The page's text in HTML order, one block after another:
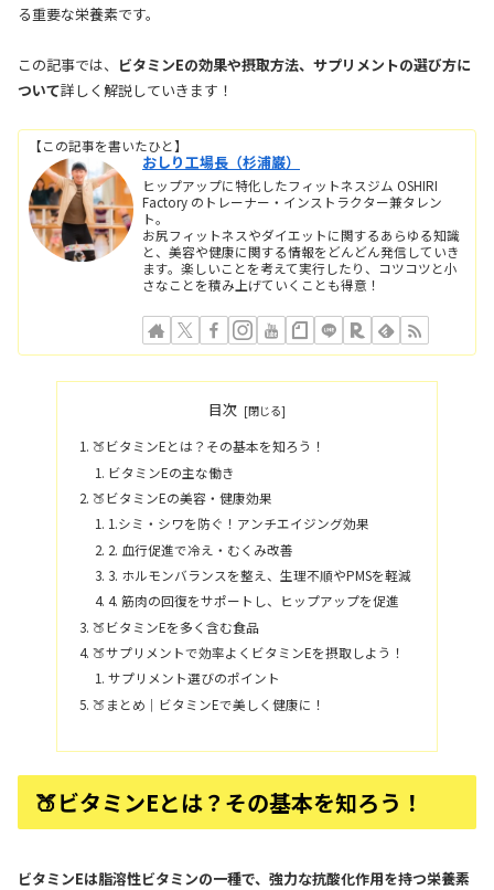
る重要な栄養素です。
この記事では、 ビタミンEの効果や摂取方法、サプリメントの選び方に
ついて詳しく解説していきます！
【この記事を書いたひと】
おしり工場長（杉浦巌）
ヒップアップに特化したフィットネスジム OSHIRI
Factory のトレーナー・インストラクター兼タレン
ト。
お尻フィットネスやダイエットに関するあらゆる知識
と、美容や健康に関する情報をどんどん発信していき
ます。楽しいことを考えて実行したり、コツコツと小
さなことを積み上げていくことも得意！
目次
🍑ビタミンEとは？その基本を知ろう！
ビタミンEの主な働き
🍑ビタミンEの美容・健康効果
1.シミ・シワを防ぐ！アンチエイジング効果
2. 血行促進で冷え・むくみ改善
3. ホルモンバランスを整え、生理不順やPMSを軽減
4. 筋肉の回復をサポートし、ヒップアップを促進
🍑ビタミンEを多く含む食品
🍑サプリメントで効率よくビタミンEを摂取しよう！
サプリメント選びのポイント
🍑まとめ｜ビタミンEで美しく健康に！
🍑ビタミンEとは？その基本を知ろう！
ビタミンEは脂溶性ビタミンの一種で、強力な抗酸化作用を持つ栄養素